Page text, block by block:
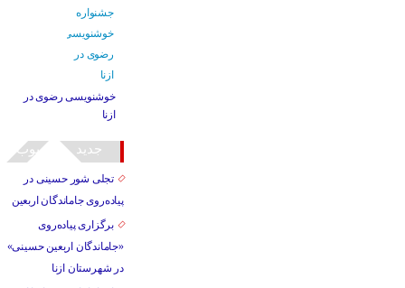
خوشنویسی رضوی در
ازنا
جدید محبوب
تجلی شور حسینی در
پیاده‌روی جاماندگان اربعین
برگزاری پیاده‌روی
«جاماندگان اربعین حسینی»
در شهرستان ازنا